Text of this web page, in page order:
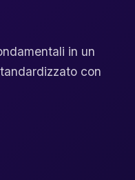
in un
con